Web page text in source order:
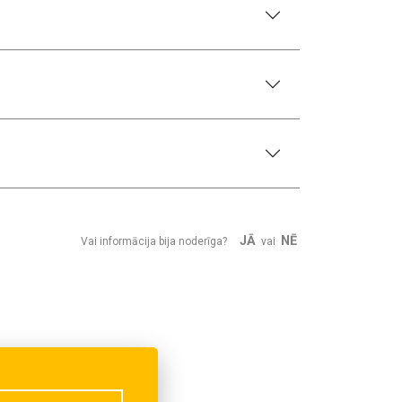
Vai informācija bija noderīga? JĀ vai NĒ